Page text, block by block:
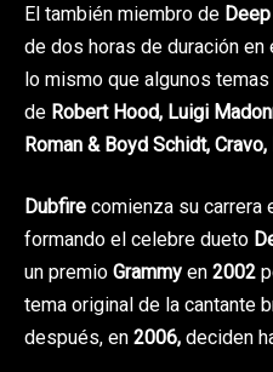
El también miembro de
de dos horas de duración
lo mismo que algunos
de Robert Hood, Luigi
Roman & Boyd Schidt,
Dubfirecomienza su carrera
formando el celebre dueto
un premioGrammyen2002
tema original de la cantante
después, en2006,deciden